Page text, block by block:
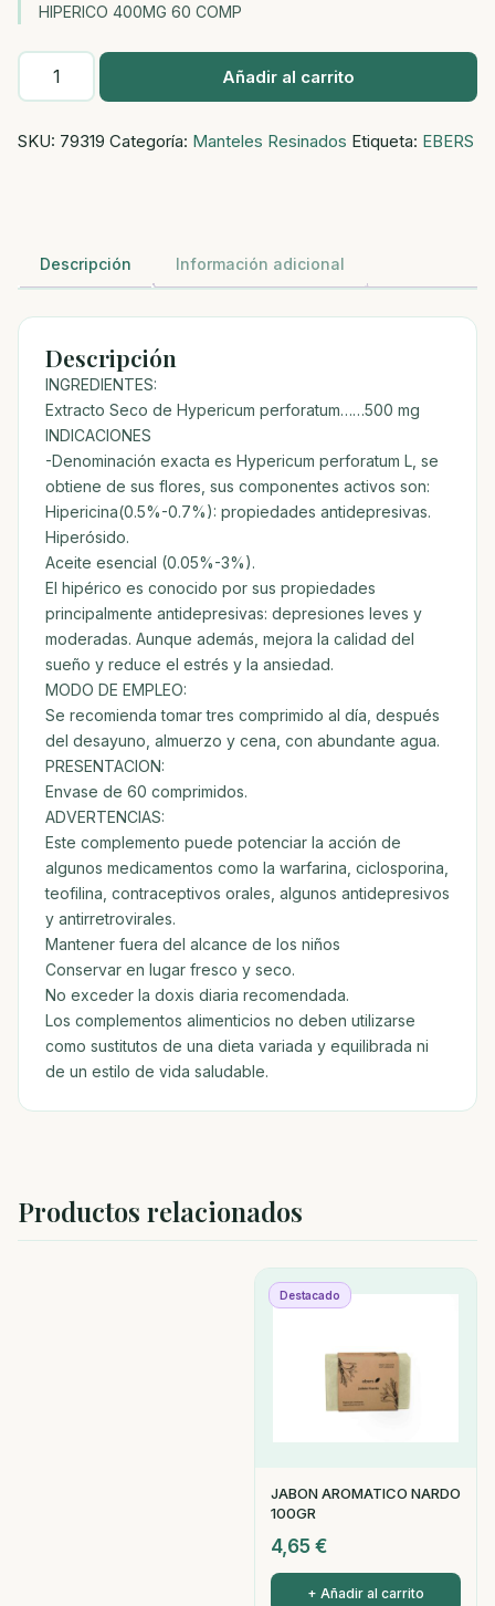
HIPERICO 400MG 60 COMP
HIPERICO
400MG
COMP
Añadir al carrito
SKU: 79319 Categoría: Manteles Resinados Etiqueta: EBERS
Descripción Información adicional
Descripción
INGREDIENTES:
Extracto Seco de Hypericum perforatum……500 mg
INDICACIONES
-Denominación exacta es Hypericum perforatum L, se
obtiene de sus flores, sus componentes activos son:
Hipericina(0.5%-0.7%): propiedades antidepresivas.
Hiperósido.
Aceite esencial (0.05%-3%).
El hipérico es conocido por sus propiedades
principalmente antidepresivas: depresiones leves y
moderadas. Aunque además, mejora la calidad del
sueño y reduce el estrés y la ansiedad.
MODO DE EMPLEO:
Se recomienda tomar tres comprimido al día, después
del desayuno, almuerzo y cena, con abundante agua.
PRESENTACION:
Envase de 60 comprimidos.
ADVERTENCIAS:
Este complemento puede potenciar la acción de
algunos medicamentos como la warfarina, ciclosporina,
teofilina, contraceptivos orales, algunos antidepresivos
y antirretrovirales.
Mantener fuera del alcance de los niños
Conservar en lugar fresco y seco.
No exceder la doxis diaria recomendada.
Los complementos alimenticios no deben utilizarse
como sustitutos de una dieta variada y equilibrada ni
de un estilo de vida saludable.
Productos relacionados
Destacado
JABON AROMATICO NARDO
100GR
4,65 €
+ Añadir al carrito